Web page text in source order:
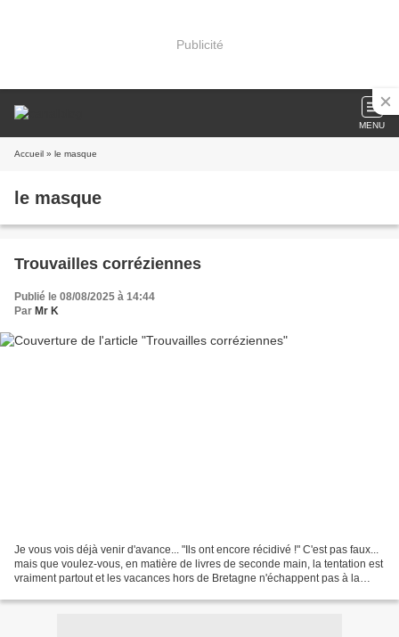
Publicité
MENU
Accueil » le masque
le masque
Trouvailles corréziennes
Publié le 08/08/2025 à 14:44
Par Mr K
Je vous vois déjà venir d'avance... "Ils ont encore récidivé !" C'est pas faux...
mais que voulez-vous, en matière de livres de seconde main, la tentation est
vraiment partout et les vacances hors de Bretagne n'échappent pas à la